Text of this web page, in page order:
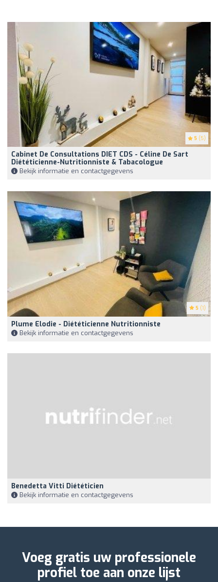
5 (5)
Cabinet De Consultations DIET CDS - Céline De Sart
Diététicienne-Nutritionniste & Tabacologue
Bekijk informatie en contactgegevens
5 (1)
Plume Elodie - Diététicienne Nutritionniste
Bekijk informatie en contactgegevens
Benedetta Vitti Diététicien
Bekijk informatie en contactgegevens
Voeg gratis uw professionele
profiel toe aan onze lijst